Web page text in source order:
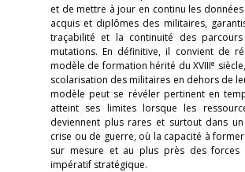
et de mettre à jour en continu les
acquis et diplômes des militaires,
traçabilité et la continuité des
mutations. En définitive, il convient de
modèle de formation hérité du XVIIIe
scolarisation des militaires en dehors de
modèle peut se révéler pertinent en
atteint ses limites lorsque les
deviennent plus rares et surtout dans
crise ou de guerre, où la capacité à
sur mesure et au plus près des forces
impératif stratégique.